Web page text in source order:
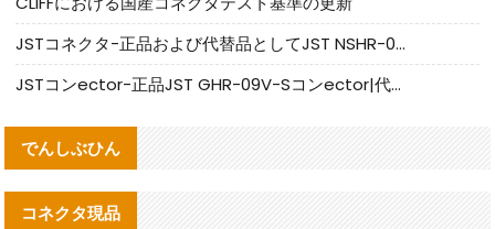
JSTコネクタ-正品および代替品としてJST NSHR-02V-Sコネクタを提供します
JSTコンector-正品JST GHR-09V-Sコンector|代替品提供
でんしぶひん
コネクタ現品